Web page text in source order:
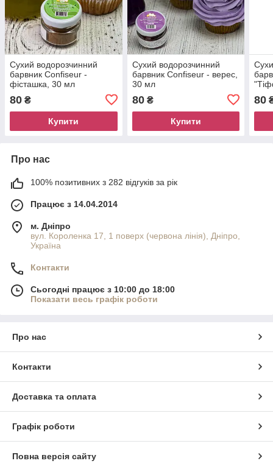
Сухий водорозчинний
барвник Confiseur -
фісташка, 30 мл
80 ₴
Купити
Сухий водорозчинний
барвник Confiseur - верес,
30 мл
80₴
Купити
80
Про нас
100% позитивних з 282 відгуків за рік
Працює з 14.04.2014
м. Дніпро
вул. Короленка 17, 1 поверх (червона лінія), Дніпро,
Україна
Контакти
Сьогодні працює з 10:00 до 18:00
Показати весь графік роботи
Про нас
Контакти
Доставка та оплата
Графік роботи
Повна версія сайту